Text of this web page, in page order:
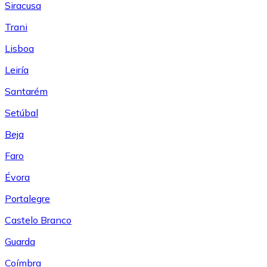
Siracusa
Trani
Lisboa
Leiría
Santarém
Setúbal
Beja
Faro
Évora
Portalegre
Castelo Branco
Guarda
Coímbra